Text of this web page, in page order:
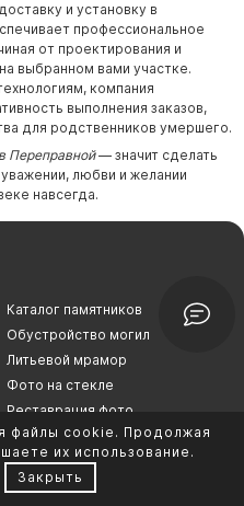
и установку в
профессиональное
от проектирования и
выбранном вами участке.
компания
выполнения заказов,
для родственников умершего.
Переправной— значит сделать
любви и желании
навсегда.
Каталог памятников
Обустройство могил
Литьевой мрамор
Фото на стекле
Реставрация фото
Портфолио
О компании
Доставка и оплата
файлы cookie. Продолжая
их использование.
Закрыть